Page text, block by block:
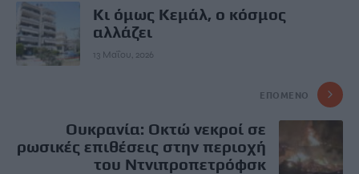
Κι όμως Κεμάλ, ο κόσμος
αλλάζει
13 Μαΐου, 2026
ΕΠΌΜΕΝΟ
Ουκρανία: Οκτώ νεκροί σε
ρωσικές επιθέσεις στην περιοχή
του Ντνιπροπετρόφσκ